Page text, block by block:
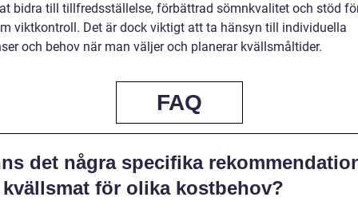
bidra till tillfredsställelse, förbättrad sömnkvalitet och stöd
viktkontroll. Det är dock viktigt att ta hänsyn till individuella
och behov när man väljer och planerar kvällsmåltider.
FAQ
det några specifika
för olika kostbehov?